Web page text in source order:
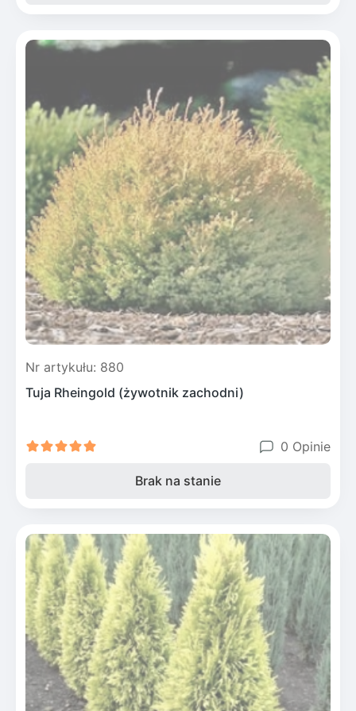
Nr artykułu: 880
Tuja Rheingold (żywotnik zachodni)
0 Opinie
Brak na stanie